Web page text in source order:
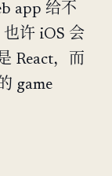
app 给不
也许 iOS 会
React，而
game